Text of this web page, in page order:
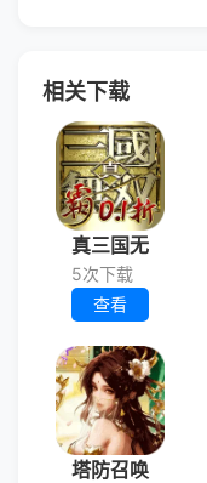
相关下载
真三国无
5次下载
查看
塔防召唤